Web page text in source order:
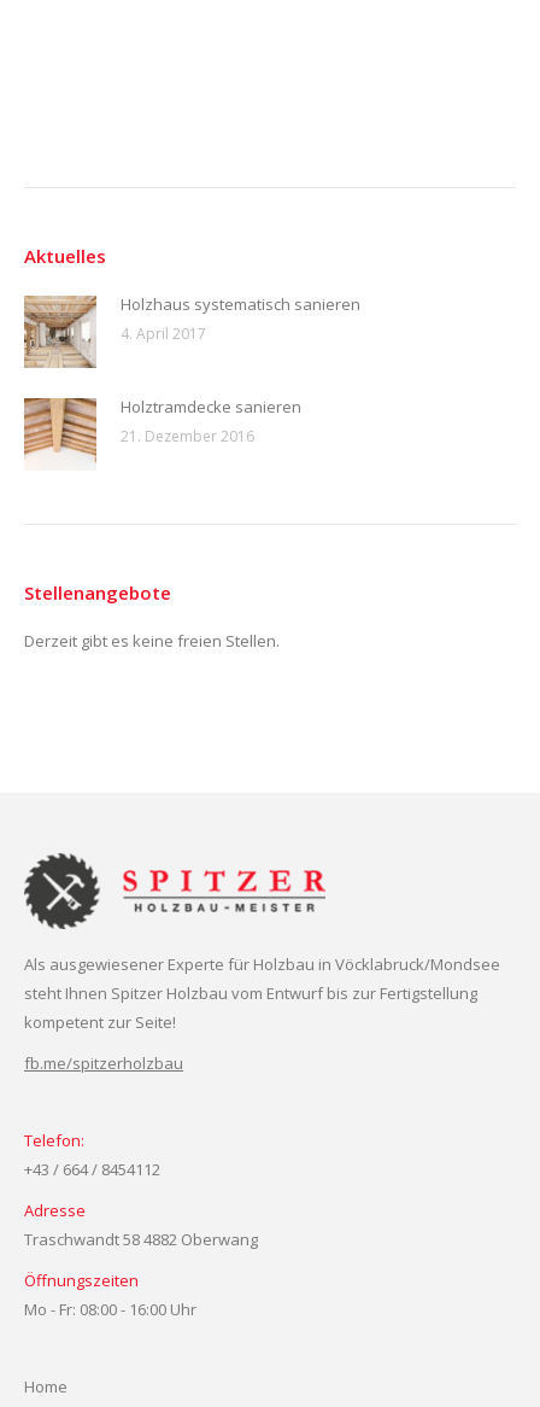
Aktuelles
Holzhaus systematisch sanieren
4. April 2017
Holztramdecke sanieren
21. Dezember 2016
Stellenangebote
Derzeit gibt es keine freien Stellen.
Als ausgewiesener Experte für Holzbau in Vöcklabruck/Mondsee
steht Ihnen Spitzer Holzbau vom Entwurf bis zur Fertigstellung
kompetent zur Seite!
fb.me/spitzerholzbau
Telefon:
+43 / 664 / 8454112
Adresse
Traschwandt 58 4882 Oberwang
Öffnungszeiten
Mo - Fr: 08:00 - 16:00 Uhr
Home